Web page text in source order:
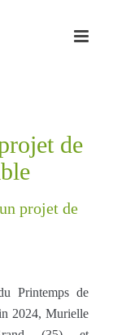
de
projet de
Printemps de
2024, Murielle